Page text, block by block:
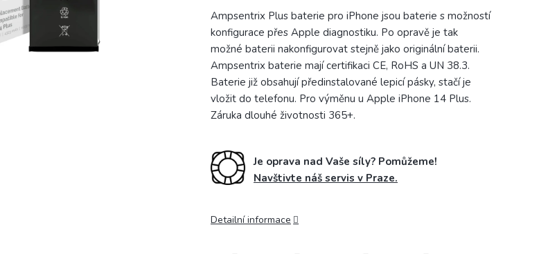
Ampsentrix Plus baterie pro iPhone jsou baterie s možností
konfigurace přes Apple diagnostiku. Po opravě je tak
možné baterii nakonfigurovat stejně jako originální baterii.
Ampsentrix baterie mají certifikaci CE, RoHS a UN 38.3.
Baterie již obsahují předinstalované lepicí pásky, stačí je
vložit do telefonu. Pro výměnu u Apple iPhone 14 Plus.
Záruka dlouhé životnosti 365+.
Je oprava nad Vaše síly? Pomůžeme!
Navštivte náš servis v Praze.
Detailní informace